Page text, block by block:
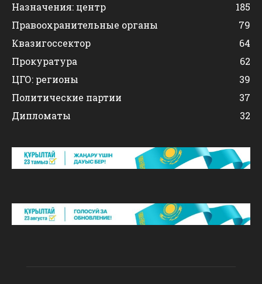
Назначения: центр
185
Правоохранительные органы
79
Квазигоссектор
64
Прокуратура
62
ЦГО: регионы
39
Политические партии
37
Дипломаты
32